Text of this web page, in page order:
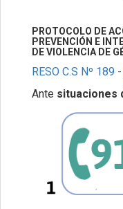
PROTOCOLO DE
PREVENCIÓN E
DE VIOLENCIA DE
RESO C.S Nº 189
Ante situaciones